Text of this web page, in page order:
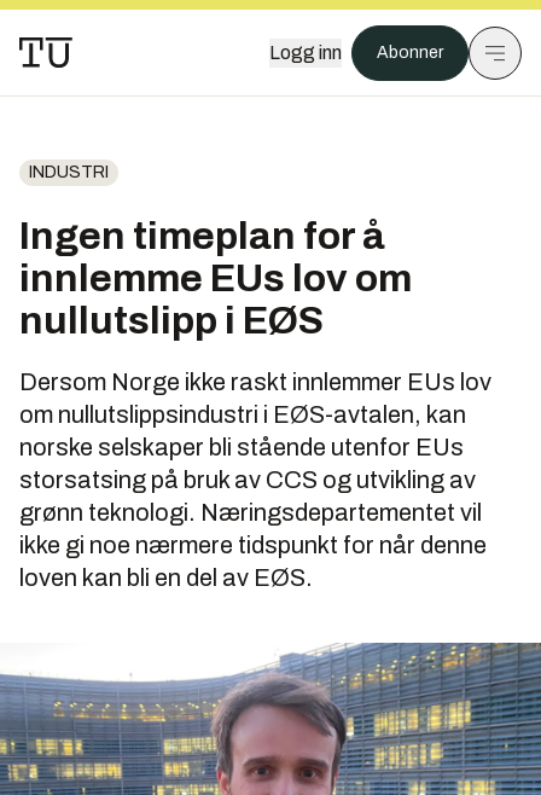
Logg inn Abonner
INDUSTRI
Ingen timeplan for å
innlemme EUs lov om
nullutslipp i EØS
Dersom Norge ikke raskt innlemmer EUs lov
om nullutslippsindustri i EØS-avtalen, kan
norske selskaper bli stående utenfor EUs
storsatsing på bruk av CCS og utvikling av
grønn teknologi. Næringsdepartementet vil
ikke gi noe nærmere tidspunkt for når denne
loven kan bli en del av EØS.